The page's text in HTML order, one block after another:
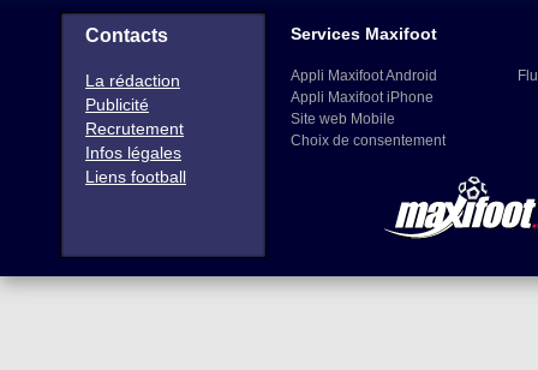
Contacts
La rédaction
Publicité
Recrutement
Infos légales
Liens football
Services Maxifoot
Appli Maxifoot Android
Appli Maxifoot iPhone
Site web Mobile
Choix de consentement